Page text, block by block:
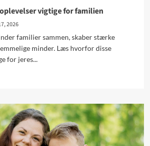
vigtige for familien
2026
familier sammen, skaber stærke
minder. Læs hvorfor disse
for jeres...